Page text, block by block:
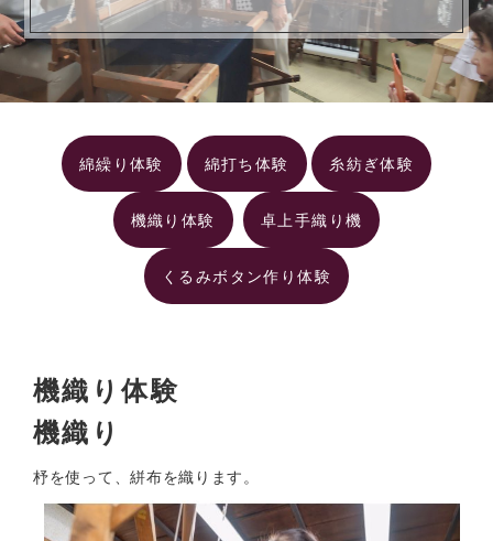
綿繰り体験 綿打ち体験 糸紡ぎ体験
機織り体験 卓上手織り機
くるみボタン作り体験
機織り体験
機織り
杼を使って、絣布を織ります。